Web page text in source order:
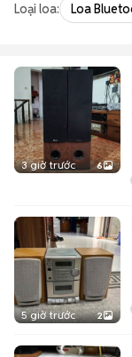
Loại loa: Loa
3 giờ trước 6
5 giờ trước 2